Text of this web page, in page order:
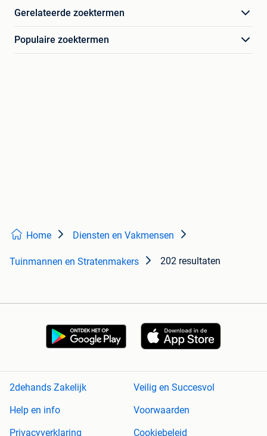
Gerelateerde zoektermen
Populaire zoektermen
Home Diensten en Vakmensen
Tuinmannen en Stratenmakers 202 resultaten
2dehands Zakelijk
Veilig en Succesvol
Help en info
Voorwaarden
Privacyverklaring
Cookiebeleid